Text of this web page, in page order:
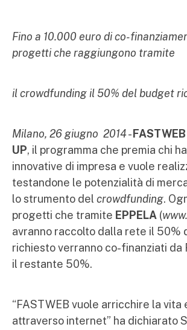
Fino a 10.000 euro di co-
progetti che raggiungono tramite
il crowdfunding il 50% del budget
Milano, 26 giugno 2014- FASTWEB
UP, il programma che premia chi
innovative di impresa e vuole
testandone le potenzialità di
lo strumento del crowdfunding.
progetti che tramite EPPELA (
avranno raccolto dalla rete il 50%
richiesto verranno co-finanziati da
il restante 50%.
“FASTWEB vuole arricchire la vita
attraverso internet” ha dichiarato